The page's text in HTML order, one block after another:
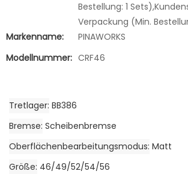
Bestellung: 1
Verpackung (Min.
Markenname:
PINAWORKS
Modellnummer: CRF46
Tretlager BB386
Bremse Scheibenbremse
Oberflächenbearbeitungsmodus Matt
Größe 46/49/52/54/56